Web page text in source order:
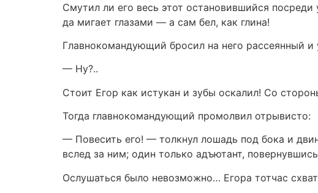
Смутил ли его весь этот остановившийся
да мигает глазами — а сам бел, как глина!
Главнокомандующий бросил на него рассеянный
— Ну?..
Стоит Егор как истукан и зубы оскалил! Со
Тогда главнокомандующий промолвил отрывисто:
— Повесить его! — толкнул лошадь под бока и
вслед за ним; один только адъютант,
Ослушаться было невозможно… Егора тотчас